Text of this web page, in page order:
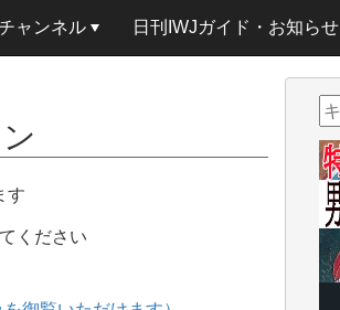
ャンネル 日刊IWJガイド・お知らせ
す
ください